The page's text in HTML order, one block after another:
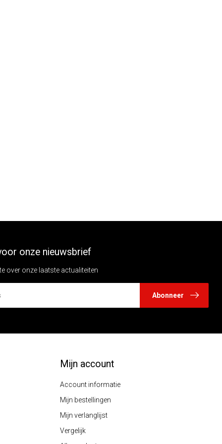
onze nieuwsbrief
over onze laatste actualiteiten
Abonneer
Mijn account
Account informatie
Mijn bestellingen
Mijn verlanglijst
Vergelijk